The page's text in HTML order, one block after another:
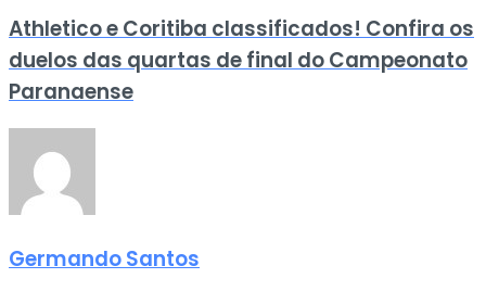
Athletico e Coritiba classificados! Confira os
duelos das quartas de final do Campeonato
Paranaense
Germando Santos